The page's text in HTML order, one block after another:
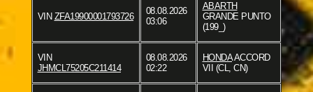
VIN ZFA19900001793726
08.08.2026
03:06
ABARTH
GRANDE PUNTO
(199_)
VIN
JHMCL75205C211414
08.08.2026
02:22
HONDAACCORD
VII (CL, CN)